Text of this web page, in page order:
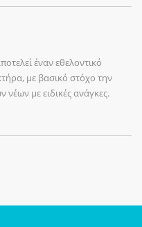
έναν εθελοντικό
με βασικό στόχο την
με ειδικές ανάγκες.